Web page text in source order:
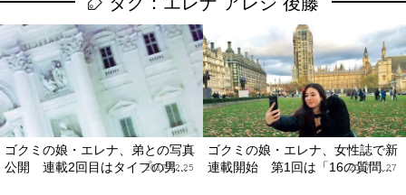
ゴクミの娘・エレナ、弟との写真
公開 連載2回目はタイプの男...
2017.12.25
ゴクミの娘・エレナ、女性誌で新
連載開始 第1回は「16の質問...
2017.11.27